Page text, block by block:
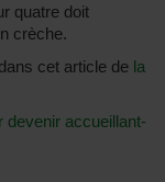
quatre doit
crèche.
cet article de la
devenir accueillant-